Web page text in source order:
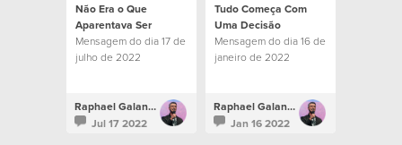
Não Era o Que
Aparentava Ser
Mensagem do dia 17 de
julho de 2022
Raphael Galante
Jul 17 2022
Tudo Começa Com
Uma Decisão
Mensagem do dia 16 de
janeiro de 2022
Raphael Galante
Jan 16 2022